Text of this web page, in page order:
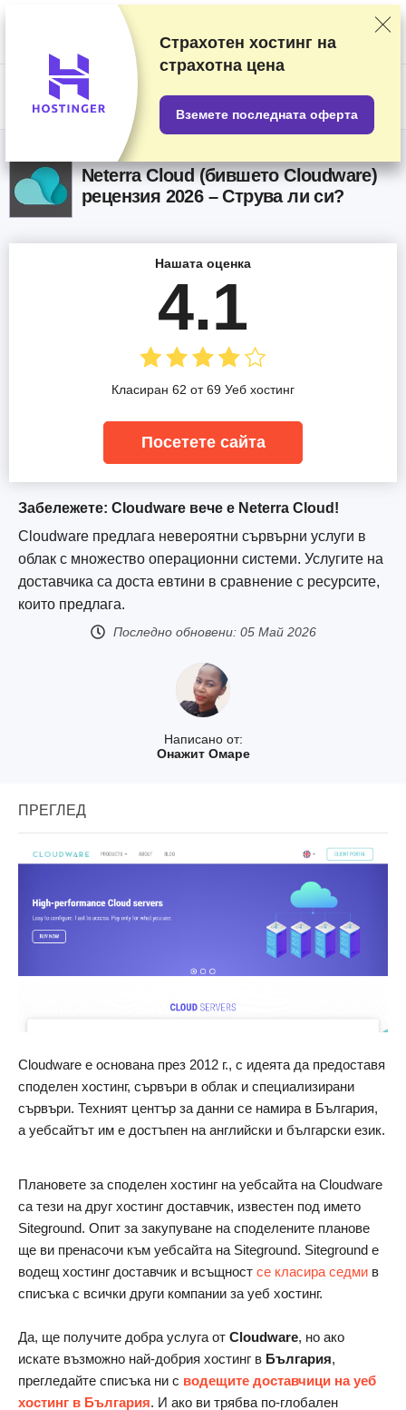
Класираме доставчиците на базата на подробни тестове и
проучвания, но също така вземаме предвид вашите отзиви и
търговски си споразумения с различните доставчици. Тази страница
съдържа партньорски връзки. Разкриване на реклама.
US$
Neterra Cloud (бившето Cloudware)
рецензия 2026 – Струва ли си?
Написано от:
Онажит Омаре
Забележете: Cloudware вече е Neterra Cloud!
Cloudware предлага невероятни сървърни услуги в
облак с множество операционни системи. Услугите на
доставчика са доста евтини в сравнение с ресурсите,
които предлага.
Последно обновени: 05 Май 2026
Нашата оценка
4.1
Класиран 62 от 69 Уеб хостинг
Посетете сайта
ПРЕГЛЕД
Cloudware е основана през 2012 г., с идеята да предоставя
споделен хостинг, сървъри в облак и специализирани
сървъри. Техният център за данни се намира в България,
а уебсайтът им е достъпен на английски и български език.
Плановете за споделен хостинг на уебсайта на Cloudware
са тези на друг хостинг доставчик, известен под името
Siteground. Опит за закупуване на споделените планове
ще ви пренасочи към уебсайта на Siteground. Siteground е
водещ хостинг доставчик и всъщност се класира седми в
списъка с всички други компании за уеб хостинг.
Да, ще получите добра услуга от Cloudware, но ако
искате възможно най-добрия хостинг в България,
прегледайте списъка ни с водещите доставчици на уеб
хостинг в България. И ако ви трябва по-глобален
Страхотен хостинг на
страхотна цена
Вземете последната оферта